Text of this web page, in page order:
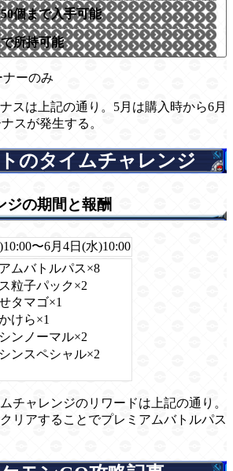
個まで入手可能
所持可能
ーのみ
スは上記の通り。5月は購入時から6月
スが発生する。
のタイムチャレンジ
ジの期間と報酬
〜6月4日(水)10:00
ムバトルパス×8
粒子パック×2
タマゴ×1
けら×1
ンノーマル×2
ンスペシャル×2
チャレンジのリワードは上記の通り。
リアすることでプレミアムバトルパス